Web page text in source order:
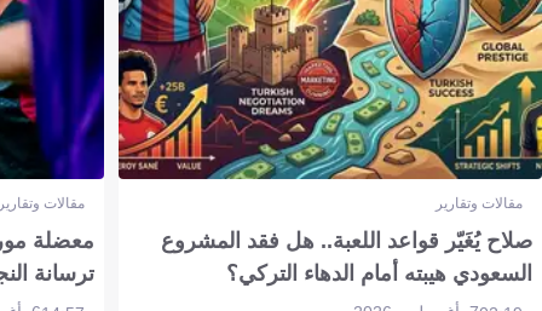
مقالات وتقارير
صلاح يُغَيّر قواعد اللعبة.. هل فقد المشروع
السعودي هيبته أمام الدهاء التركي؟
مقالات
معضلة
ترسانة